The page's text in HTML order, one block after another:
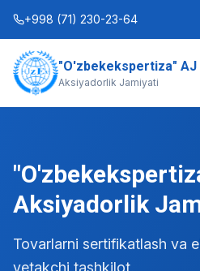
+998 (71) 230-23-64
"O'zbekekspertiza" AJ
Aksiyadorlik Jamiyati
Biz haqimizda
Axborot xizmati
Aksiyadorlik
Tovarlarni sertifikatlash va
yetakchi tashkilot.